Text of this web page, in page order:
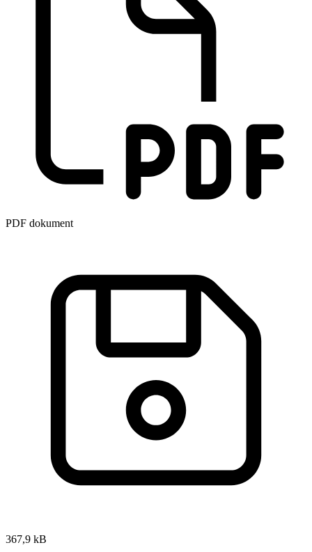
PDF dokument
367,9 kB